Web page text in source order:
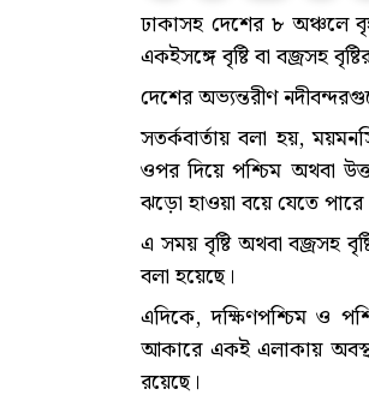
ঢাকাসহ দেশের ৮ অঞ্চলে
একইসঙ্গে বৃষ্টি বা বজ্রসহ
দেশের অভ্যন্তরীণ
সতর্কবার্তায় বলা হয়,
ওপর দিয়ে পশ্চিম অথবা
ঝড়ো হাওয়া বয়ে যেতে
এ সময় বৃষ্টি অথবা বজ্রসহ
বলা হয়েছে।
এদিকে, দক্ষিণপশ্চিম ও
আকারে একই এলাকায়
রয়েছে।